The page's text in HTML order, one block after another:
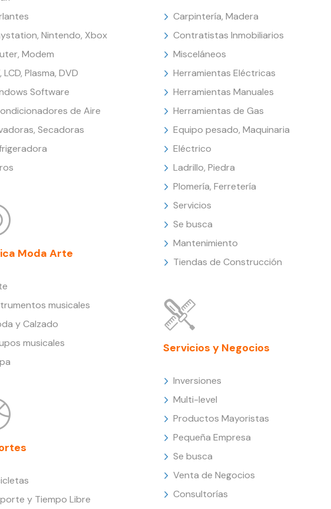
Nintendo, Xbox
Modem
LCD, Plasma, DVD
Software
de Aire
Secadoras
Moda Arte
musicales
y Calzado
musicales
y Tiempo Libre
Carpintería, Madera
Contratistas Inmobiliarios
Misceláneos
Herramientas Eléctricas
Herramientas Manuales
Herramientas de Gas
Equipo pesado, Maquinaria
Eléctrico
Ladrillo, Piedra
Plomería, Ferretería
Servicios
Se busca
Mantenimiento
Tiendas de Construcción
Servicios y Negocios
Inversiones
Multi-level
Productos Mayoristas
Pequeña Empresa
Se busca
Venta de Negocios
Consultorías